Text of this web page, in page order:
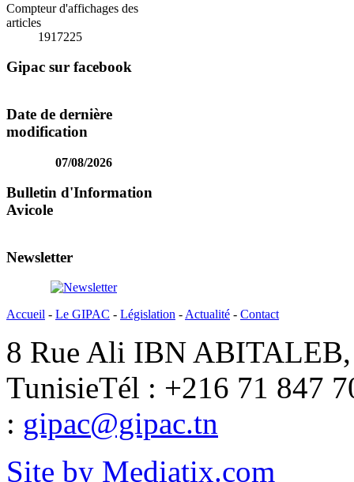
Compteur d'affichages des
articles
1917225
Gipac sur facebook
Date de dernière
modification
07/08/2026
Bulletin d'Information
Avicole
Newsletter
Accueil - Le GIPAC - Législation -Actualité - Contact
8 Rue Ali IBN ABITALEB,
TunisieTél : +216 71 847
: gipac@gipac.tn
Site by Mediatix.com